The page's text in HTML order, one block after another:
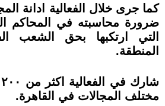
كما جرى خلال الفعالية ادانة
ضرورة محاسبته في المحاكم
التي ارتكبها بحق الشعب
المنطقة.
مختلف المجالات في القاهرة.